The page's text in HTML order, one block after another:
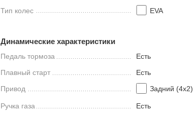
Тип колес
EVA
Динамические характеристики
Педаль тормоза
Есть
Плавный старт
Есть
Привод
Задний (4х2)
Ручка газа
Есть